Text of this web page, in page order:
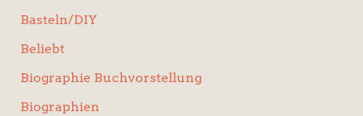
Basteln/DIY
Beliebt
Biographie Buchvorstellung
Biographien